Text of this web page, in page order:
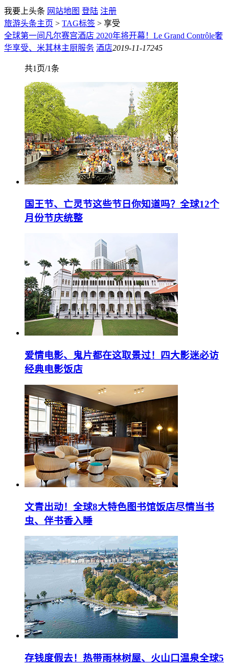
我要上头条 网站地图 登陆 注册
旅游头条主页 > TAG标签 > 享受
全球第一间凡尔赛宫酒店 2020年将开幕！Le Grand Contrôle奢
华享受、米其林主厨服务 酒店2019-11-17245
共1页/1条
国王节、亡灵节这些节日你知道吗？全球12个
月份节庆统整
爱情电影、鬼片都在这取景过！四大影迷必访
经典电影饭店
文青出动！全球8大特色图书馆饭店尽情当书
虫、伴书香入睡
存钱度假去！热带雨林树屋、火山口温泉全球5